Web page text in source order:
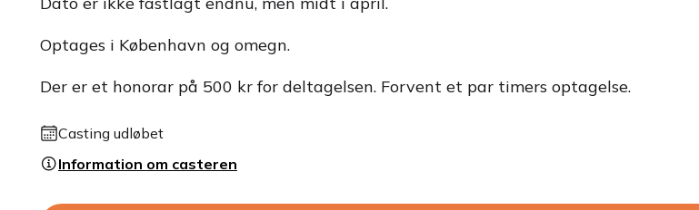
Optages i København og omegn.
Der er et honorar på 500 kr for deltagelsen. Forvent et par timers optagelse.
Casting udløbet
Information om casteren